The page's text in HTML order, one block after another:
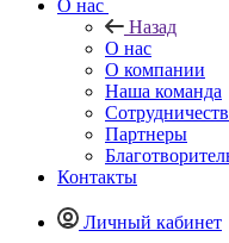
О нас
Назад
О нас
О компании
Наша команда
Партнеры
Контакты
Личный кабинет